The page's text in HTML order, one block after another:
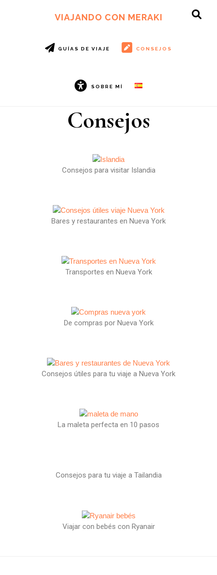
VIAJANDO CON MERAKI
GUÍAS DE VIAJE CONSEJOS
SOBRE MÍ
Consejos
Consejos para visitar Islandia
Bares y restaurantes en Nueva York
Transportes en Nueva York
De compras por Nueva York
Consejos útiles para tu viaje a Nueva York
La maleta perfecta en 10 pasos
Consejos para tu viaje a Tailandia
Viajar con bebés con Ryanair